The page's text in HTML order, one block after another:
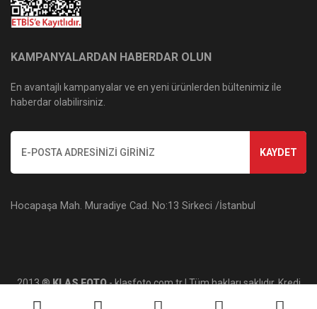
KAMPANYALARDAN HABERDAR OLUN
En avantajlı kampanyalar ve en yeni ürünlerden bültenimiz ile
haberdar olabilirsiniz.
KAYDET
Hocapaşa Mah. Muradiye Cad. No:13 Sirkeci /İstanbul
2013 ®KLAS FOTO- klasfoto.com.tr | Tüm hakları saklıdır. Kredi